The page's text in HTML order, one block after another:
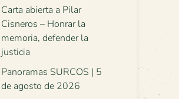
Carta abierta a Pilar
Cisneros – Honrar la
memoria, defender la
justicia
Panoramas SURCOS | 5
de agosto de 2026